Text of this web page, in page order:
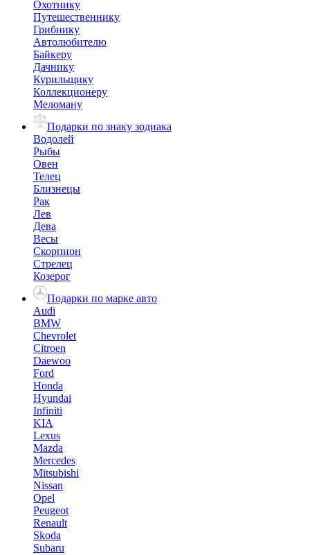
Охотнику
Путешественнику
Грибнику
Автолюбителю
Байкеру
Дачнику
Курильщику
Коллекционеру
Меломану
Подарки по знаку зодиака
Водолей
Рыбы
Овен
Телец
Близнецы
Рак
Лев
Дева
Весы
Скорпион
Стрелец
Козерог
Подарки по марке авто
Audi
BMW
Chevrolet
Citroen
Daewoo
Ford
Honda
Hyundai
Infiniti
KIA
Lexus
Mazda
Mercedes
Mitsubishi
Nissan
Opel
Peugeot
Renault
Skoda
Subaru